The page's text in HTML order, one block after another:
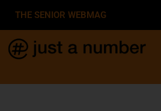
THE SENIOR WEBMAG